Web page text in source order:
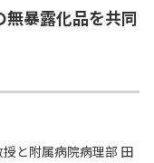
企業・研究者の方
暴露化品を共同
と附属病院病理部 田